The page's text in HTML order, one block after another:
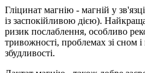
Гліцинат магнію - магній у
із заспокійливою дією).
ризик послаблення, особливо
тривожності, проблемах зі сном
збудливості.